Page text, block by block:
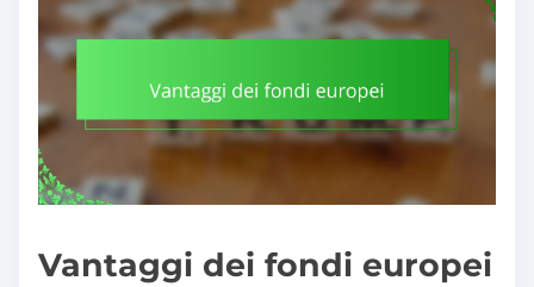
Vantaggi dei fondi europei